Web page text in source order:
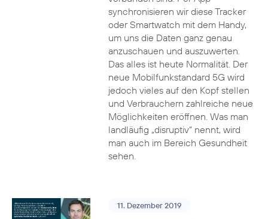
synchronisieren wir diese Tracker
oder Smartwatch mit dem Handy,
um uns die Daten ganz genau
anzuschauen und auszuwerten.
Das alles ist heute Normalität. Der
neue Mobilfunkstandard 5G wird
jedoch vieles auf den Kopf stellen
und Verbrauchern zahlreiche neue
Möglichkeiten eröffnen. Was man
landläufig „disruptiv“ nennt, wird
man auch im Bereich Gesundheit
sehen.
11. Dezember 2019